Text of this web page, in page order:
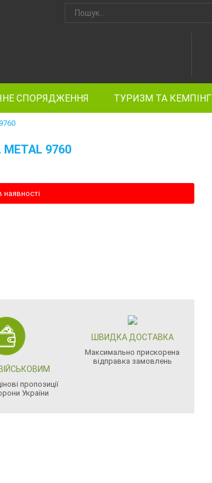
СПОРЯДЖЕННЯ ТУРИЗМ ТА КЕМПІНГ
9760
наявності
пропозиції
України
ШВИДКА ДОСТАВКА
Максимально прискорена
відправка замовлень